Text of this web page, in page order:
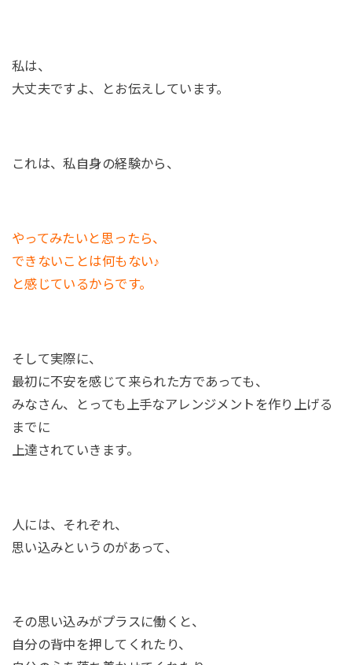
私は、
大丈夫ですよ、とお伝えしています。
これは、私自身の経験から、
やってみたいと思ったら、
できないことは何もない♪
と感じているからです。
そして実際に、
最初に不安を感じて来られた方であっても、
みなさん、とっても上手なアレンジメントを作り上げる
までに
上達されていきます。
人には、それぞれ、
思い込みというのがあって、
その思い込みがプラスに働くと、
自分の背中を押してくれたり、